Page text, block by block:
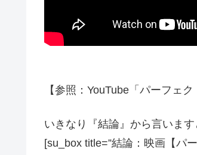
【参照：YouTube「パーフェ
いきなり『結論』から言います
[su_box title=”結論：映画【パ